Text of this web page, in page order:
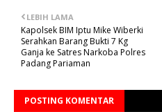
LEBIH LAMA
Kapolsek BIM Iptu Mike Wiberki
Serahkan Barang Bukti 7 Kg
Ganja ke Satres Narkoba Polres
Padang Pariaman
POSTING KOMENTAR